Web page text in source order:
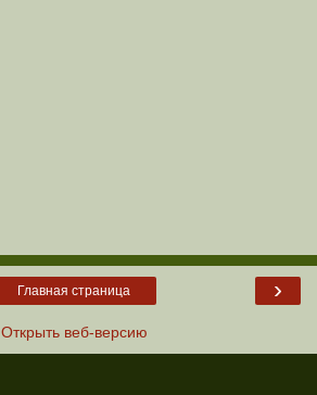
›
Главная страница
Открыть веб-версию